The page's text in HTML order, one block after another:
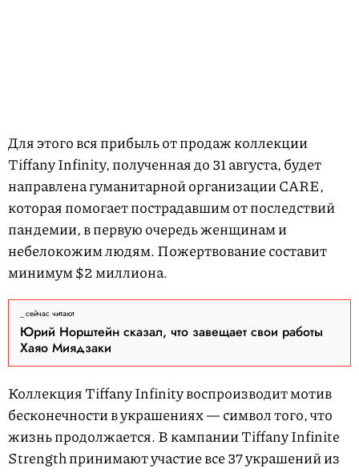
Для этого вся прибыль от продаж коллекции
Tiffany Infinity, полученная до 31 августа, будет
направлена гуманитарной организации CARE,
которая помогает пострадавшим от последствий
пандемии, в первую очередь женщинам и
небелокожим людям. Пожертвование составит
минимум $2 миллиона.
сейчас читают
Юрий Норштейн сказал, что завещает свои работы
Хаяо Миядзаки
Коллекция Tiffany Infinity воспроизводит мотив
бесконечности в украшениях — символ того, что
жизнь продолжается. В кампании Tiffany Infinite
Strength принимают участие все 37 украшений из